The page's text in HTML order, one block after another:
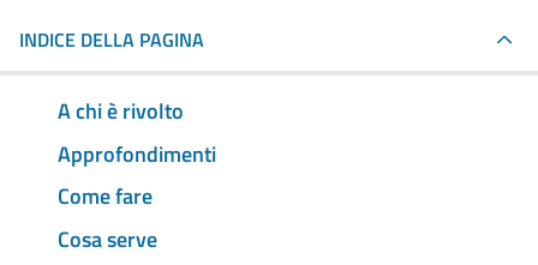
INDICE DELLA PAGINA
A chi è rivolto
Approfondimenti
Come fare
Cosa serve